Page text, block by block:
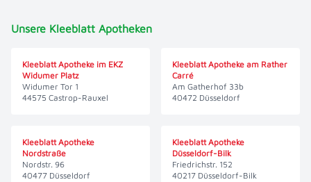
Unsere Kleeblatt Apotheken
Kleeblatt Apotheke im EKZ
Widumer Platz
Widumer Tor 1
44575 Castrop-Rauxel
Kleeblatt Apotheke am Rather
Carré
Am Gatherhof 33b
40472 Düsseldorf
Kleeblatt Apotheke
Nordstraße
Nordstr. 96
40477 Düsseldorf
Kleeblatt Apotheke
Düsseldorf-Bilk
Friedrichstr. 152
40217 Düsseldorf-Bilk